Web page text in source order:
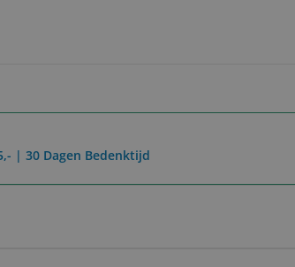
| 30 Dagen Bedenktijd